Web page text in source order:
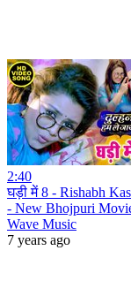
2:40
घड़ी में 8 - Rishabh
- New Bhojpuri
Wave Music
7 years ago